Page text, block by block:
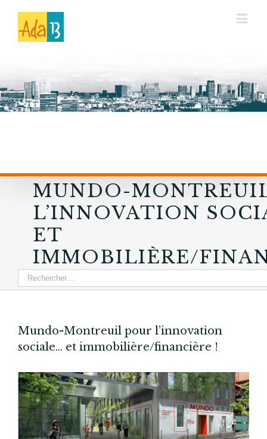
MUNDO-
L’INNOVATION
ET
IMMOBILIÈRE/
Mundo-Montreuil pour l’innovation
sociale… et immobilière/financière !